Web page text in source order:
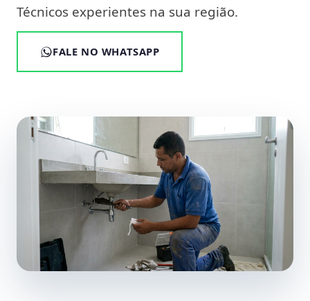
Técnicos experientes na sua região.
FALE NO WHATSAPP